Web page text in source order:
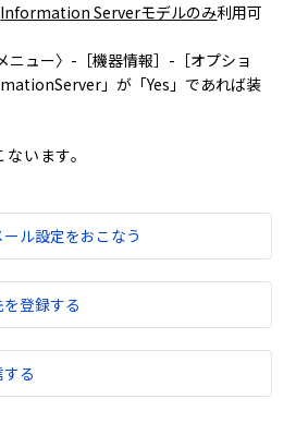
Information Serverモデルのみ利用可
ニュー〉-［機器情報］-［オプショ
」が「Yes」であれば装
います。
ル設定をおこなう
登録する
る